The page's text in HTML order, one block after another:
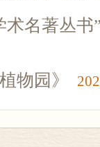
术名著丛书
物园》